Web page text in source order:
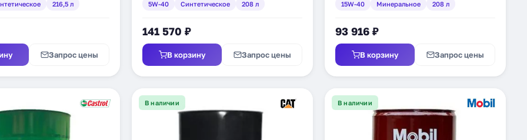
216,5 л
Запрос цены
5W-40 Синтетическое 208 л
141 570 ₽
В корзину Запрос цены
15W-40 Минеральное 208 л
93 916 ₽
В корзину Запрос цены
В наличии В наличии